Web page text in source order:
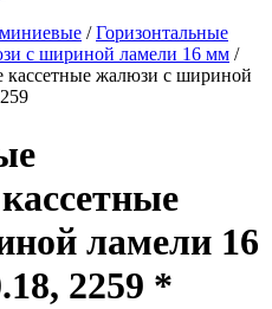
/ Горизонтальные
с шириной ламели 16 мм /
жалюзи с шириной
ламели 16
2259 *